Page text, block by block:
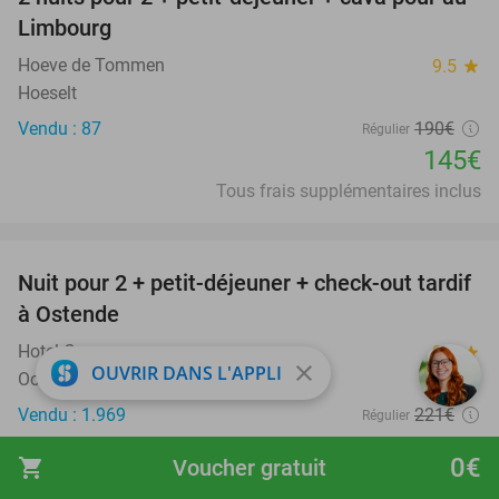
shopping_cart 0€
Voucher gratuit
Limbourg
Hoeve de Tommen 9.5 star
Hoeselt
Vendu : 87
Régulier 190€
145€
Tous frais supplémentaires inclus
24%
Nuit pour 2 + petit-déjeuner + check-out tardif
à Ostende
Hotel Cocoon 9.8 star
Oostende
Vendu : 1.969
Régulier 221€
169€
Hors taxe de séjour de 5,50 € par nuit
OUVRIR DANS L'APPLI close